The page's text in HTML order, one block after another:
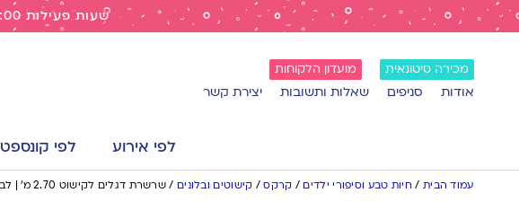
שעות פעילות 9:30-19:00 בחנות | משלוח חינם מעל 299 ש"ח
מכירה סיטונאית מועדון הלקוחות
אודות סניפים שאלות ותשובות יצירת קשר
לפי אירוע לפי קונספט
עמוד הבית / חיות טבע וסיפורי ילדים / קרקס/ קישוטים ובלונים / שרשרת דגלים לקישוט 2.70 מ’ | לבן